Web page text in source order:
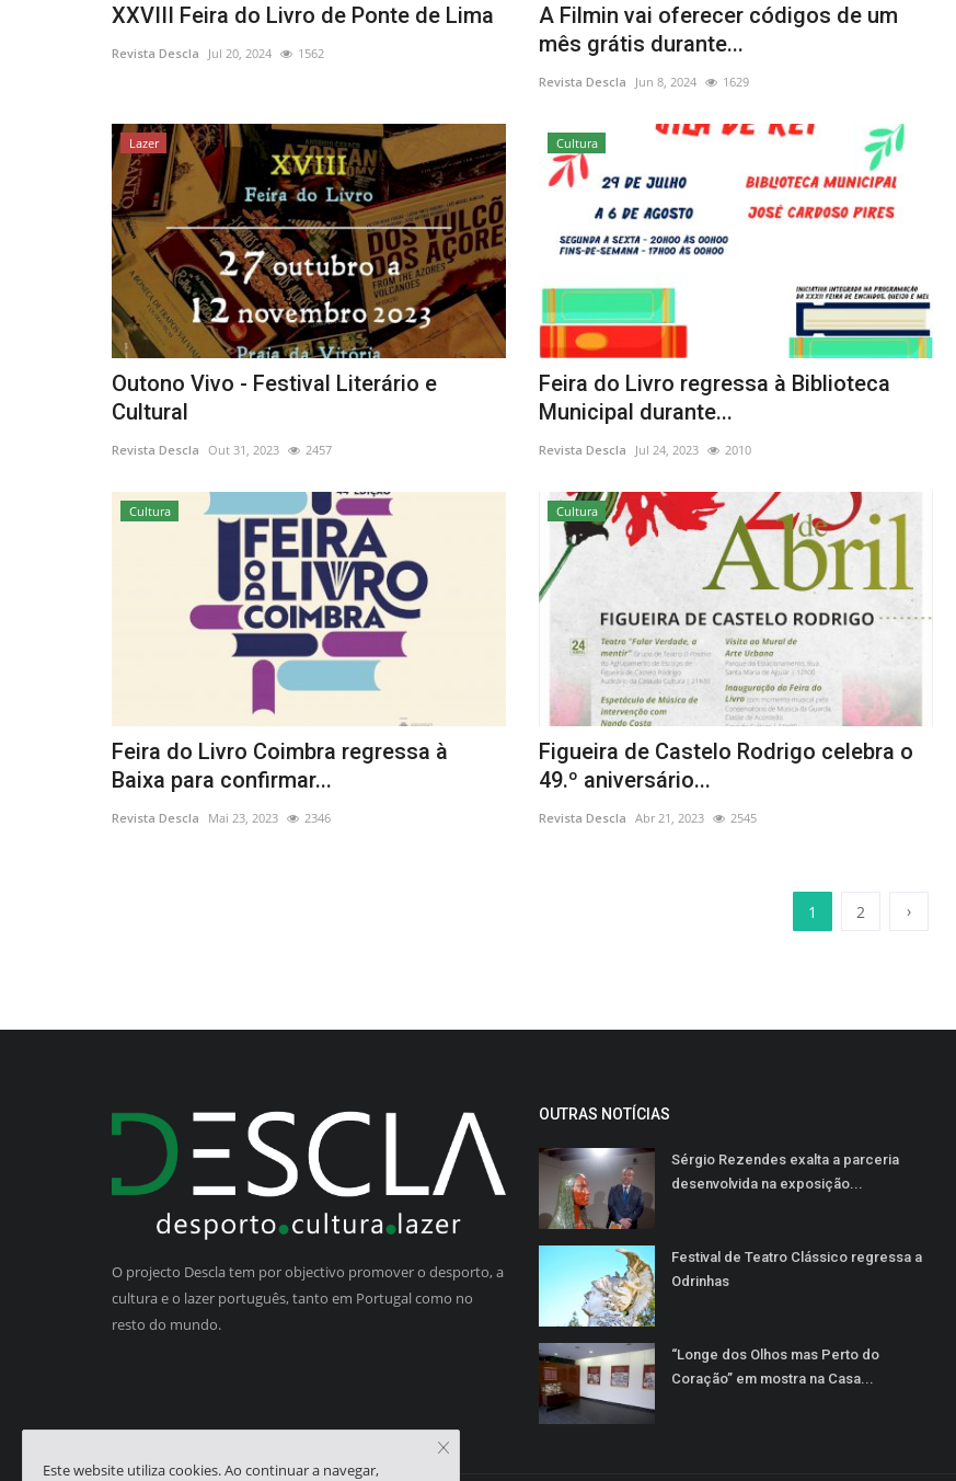
XXVIII Feira do Livro de Ponte de Lima
Revista Descla Jul 20, 2024 1562
A Filmin vai oferecer códigos de um
mês grátis durante...
Revista Descla Jun 8, 2024 1629
Lazer
Outono Vivo - Festival Literário e
Cultural
Revista Descla Out 31, 2023 2457
Cultura
Feira do Livro regressa à Biblioteca
Municipal durante...
Revista Descla Jul 24, 2023 2010
Cultura
Feira do Livro Coimbra regressa à
Baixa para confirmar...
Revista Descla Mai 23, 2023 2346
Cultura
Figueira de Castelo Rodrigo celebra o
49.º aniversário...
Revista Descla Abr 21, 2023 2545
1 2 ›
O projecto Descla tem por objectivo promover o desporto, a
cultura e o lazer português, tanto em Portugal como no
resto do mundo.
OUTRAS NOTÍCIAS
Sérgio Rezendes exalta a parceria
desenvolvida na exposição...
Festival de Teatro Clássico regressa a
Odrinhas
“Longe dos Olhos mas Perto do
Coração” em mostra na Casa...
Este website utiliza cookies. Ao continuar a navegar,